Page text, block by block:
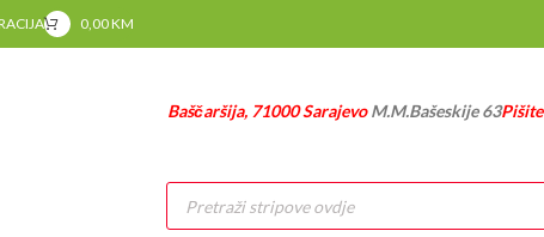
0,00KM
Baščaršija, 71000 SarajevoM.M.Bašeskije 63
Products
search